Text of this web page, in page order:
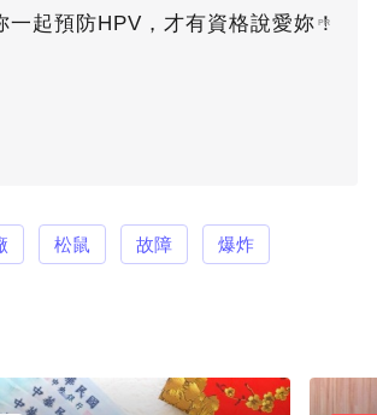
一起預防HPV，才有資格說愛妳！
PR
松鼠 故障 爆炸